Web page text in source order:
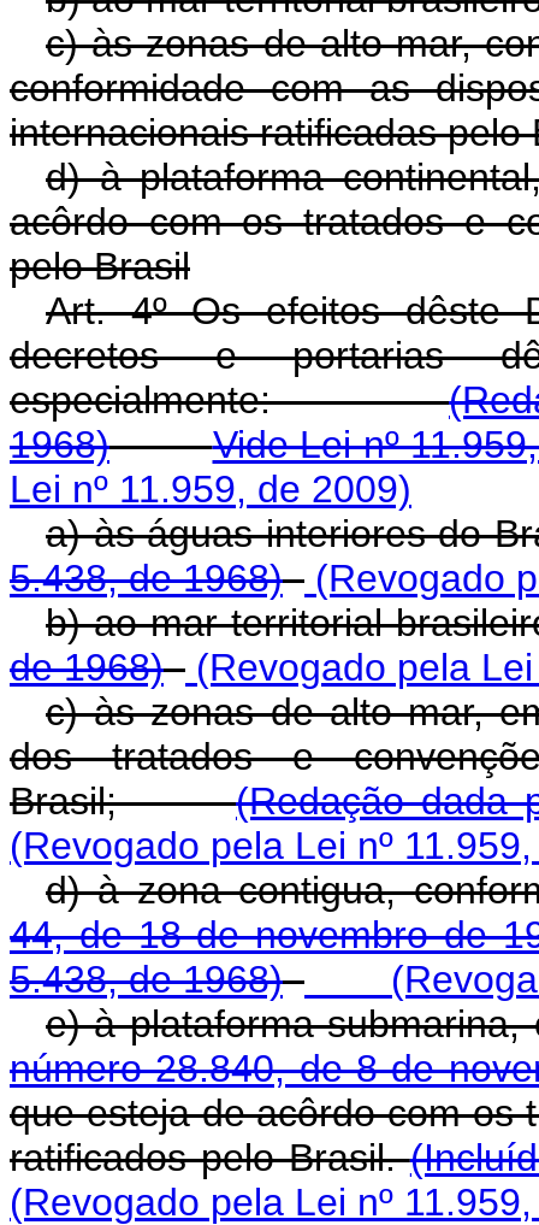
c) às zonas de alto mar,
conformidade com as
internacionais ratificadas pelo
d) à plataforma
acôrdo com os tratados e
pelo Brasil
Art. 4º Os efeitos dêste
decretos e portarias
especialmente:
1968)
Vide Lei nº
Lei nº 11.959, de 2009)
a) às águas interiores
5.438, de 1968)
(Revogado
b) ao mar territorial
de 1968)
(Revogado pela
c) às zonas de alto mar,
dos tratados e
Brasil;(Redação dada
(Revogado pela Lei nº
d) à zona contigua,
44, de 18 de novembro de
5.438, de 1968)
e) à plataforma
número 28.840, de 8 de
que esteja de acôrdo com os
ratificados pelo Brasil.
(Revogado pela Lei nº